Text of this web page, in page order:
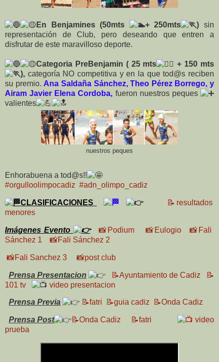
En Benjamines (50mts + 250mts ) sin
representación de Club, pero deseando que entren a
disfrutar de este maravilloso deporte.
Categoria PreBenjamin ( 25 mts
+ 150 mts
), categoría NO competitiva y en la que tod@s reciben
su premio.Ana Saldaña Sánchez, Theo Pérez Borrego, y
Airam Javier Elena Cordoba, fueron nuestros peques
valientes
nuestros peques
Enhorabuena a tod@s!!
#orgulloolimpocadiz #adn_olimpo_cadiz
CLASIFICACIONES
📝resultados
menores
Imágenes Evento 📸Podium 📸Eulogio
📸Fali
Sánchez 1
📸Fali Sánchez 2
📸Fali Sanchez 3 📸post club
Prensa Presentacion 📝Ayuntamiento de Cadiz
📝
101 tv
video presentacion
Prensa Previa 📝fatri 📝guia cadiz 📝Onda Cadiz
Prensa Post 📝Onda Cadiz 📝fatri
video
prueba